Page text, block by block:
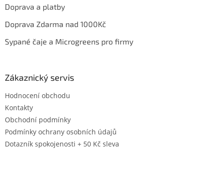
Doprava a platby
Doprava Zdarma nad 1000Kč
Sypané čaje a Microgreens pro firmy
Zákaznický servis
Hodnocení obchodu
Kontakty
Obchodní podmínky
Podmínky ochrany osobních údajů
Dotazník spokojenosti + 50 Kč sleva